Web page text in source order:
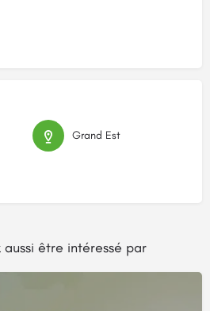
Grand Est
aussi être intéressé par